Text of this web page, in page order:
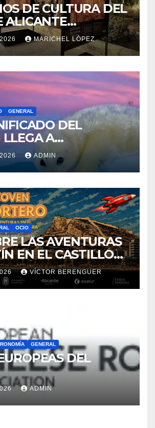
DE CULTURA DEL
ALICANTE
EN EL CASTILLO
BÁRBARA
MARICHEL LÓPEZ
GENERAL
DEL
LLEGA A
ADMIN
OCIO
LAS AVENTURAS
EN EL CASTILLO
BÁRBARA DE
VÍCTOR BERENGUER
GENERAL
DEL
ADMIN